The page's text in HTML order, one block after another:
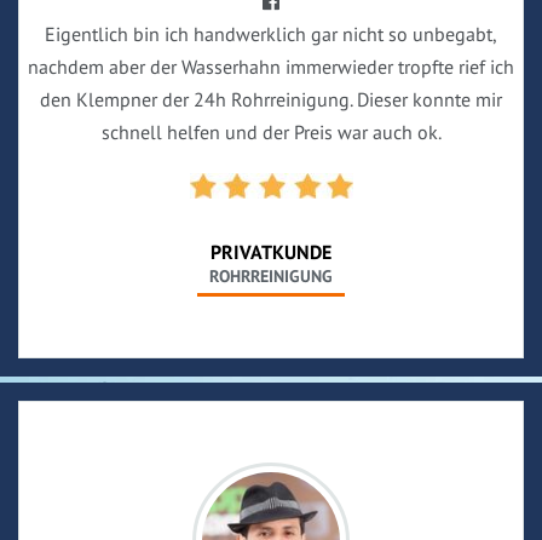
Eigentlich bin ich handwerklich gar nicht so unbegabt,
nachdem aber der Wasserhahn immerwieder tropfte rief ich
den Klempner der 24h Rohrreinigung. Dieser konnte mir
schnell helfen und der Preis war auch ok.
PRIVATKUNDE
ROHRREINIGUNG